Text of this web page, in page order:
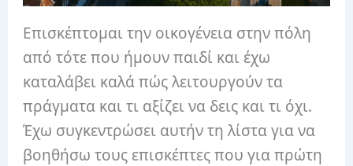
Επισκέπτομαι την οικογένεια στην πόλη
από τότε που ήμουν παιδί και έχω
καταλάβει καλά πώς λειτουργούν τα
πράγματα και τι αξίζει να δεις και τι όχι.
Έχω συγκεντρώσει αυτήν τη λίστα για να
βοηθήσω τους επισκέπτες που για πρώτη